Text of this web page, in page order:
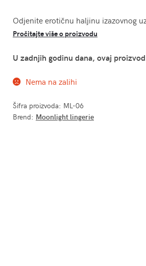
Odjenite erotičnu haljinu izazovnog
Pročitajte više o proizvodu
U zadnjih godinu dana, ovaj
Nema na zalihi
Šifra proizvoda: ML-06
Brend: Moonlight lingerie